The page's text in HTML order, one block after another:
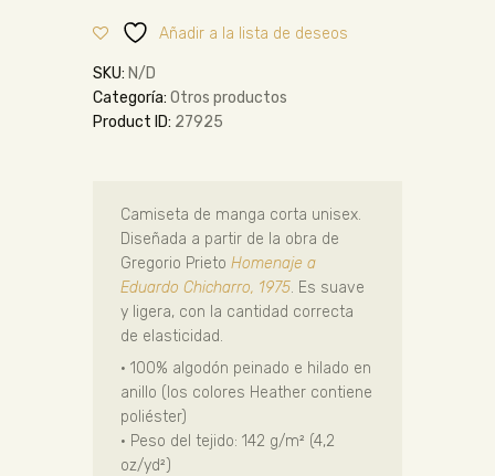
Añadir a la lista de deseos
SKU: N/D
Categoría: Otros productos
Product ID: 27925
Camiseta de manga corta unisex.
Diseñada a partir de la obra de
Gregorio PrietoHomenaje a
Eduardo Chicharro, 1975. Es suave
y ligera, con la cantidad correcta
de elasticidad.
• 100% algodón peinado e hilado en
anillo (los colores Heather contiene
poliéster)
• Peso del tejido: 142 g/m² (4,2
oz/yd²)